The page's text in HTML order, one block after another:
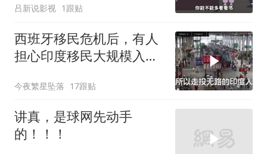
吕新说影视 1跟贴
西班牙移民危机后，有人
担心印度移民大规模入侵
今夜繁星坠落 17跟贴
讲真，是球网先动手
的！！！